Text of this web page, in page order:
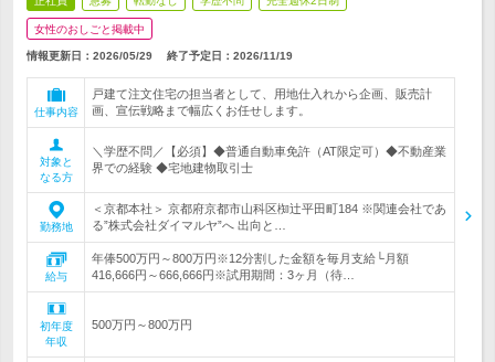
女性のおしごと掲載中
情報更新日：2026/05/29 終了予定日： 2026/11/19
仕事内容
戸建て注文住宅の担当者として、用地仕入れから企画、販売計
画、宣伝戦略まで幅広くお任せします。
対象と
なる方
＼学歴不問／【必須】◆普通自動車免許（AT限定可）◆不動産業
界での経験 ◆宅地建物取引士
勤務地
＜京都本社＞ 京都府京都市山科区椥辻平田町184 ※関連会社であ
る”株式会社ダイマルヤ”へ 出向と…
給与
年俸500万円～800万円※12分割した金額を毎月支給└月額
416,666円～666,666円※試用期間：3ヶ月（待…
初年度
年収
500万円～800万円